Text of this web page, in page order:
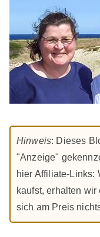
Hinweis: Dieses
"Anzeige"
hier Affiliate-Links:
kaufst, erhalten
sich am Preis